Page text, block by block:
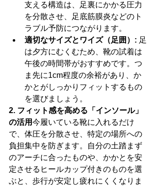
支える構造は、足裏にかかる圧力
を分散させ、足底筋膜炎などのト
ラブル予防につながります。
適切なサイズとワイズ（足囲）: 足
は夕方にむくむため、靴の試着は
午後の時間帯がおすすめです。つ
ま先に1cm程度の余裕があり、か
かとがしっかりフィットするもの
を選びましょう。
2. フィット感を高める「インソール」
の活用今履いている靴に入れるだけ
で、体圧を分散させ、特定の場所への
負担集中を防ぎます。自分の土踏まず
のアーチに合ったものや、かかとを安
定させるヒールカップ付きのものを選
ぶと、歩行が安定し疲れにくくなりま